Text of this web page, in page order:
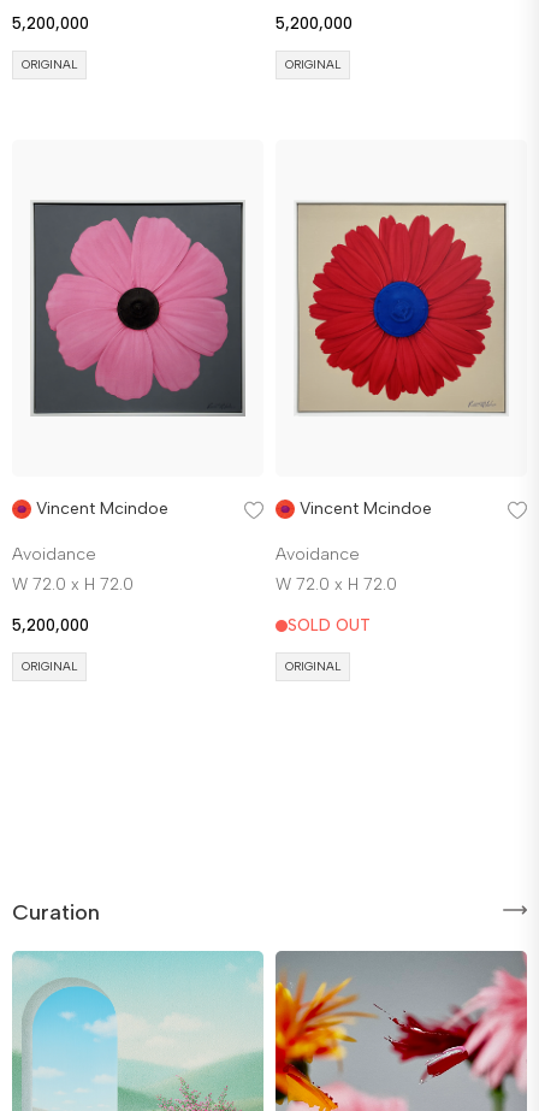
5,200,000
ORIGINAL
5,200,000
ORIGINAL
Vincent Mcindoe
Avoidance
W 72.0 x H 72.0
5,200,000
ORIGINAL
Vincent Mcindoe
Avoidance
W 72.0 x H 72.0
SOLD OUT
ORIGINAL
Curation